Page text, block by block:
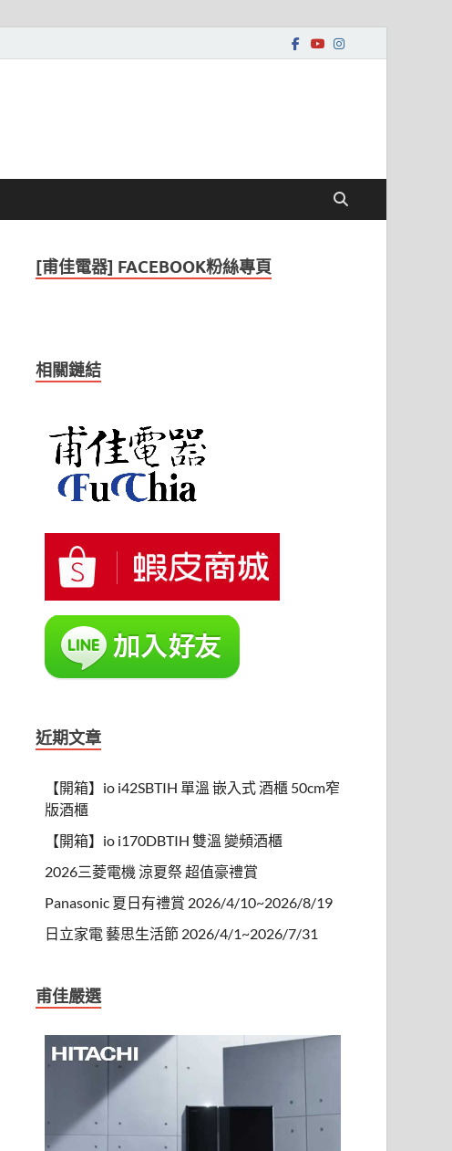
[甫佳電器] FACEBOOK粉絲專頁
相關鏈結
近期文章
【開箱】io i42SBTIH 單溫 嵌入式 酒櫃 50cm窄
版酒櫃
【開箱】io i170DBTIH 雙溫 變頻酒櫃
2026三菱電機 涼夏祭 超值豪禮賞
Panasonic 夏日有禮賞 2026/4/10~2026/8/19
日立家電 藝思生活節 2026/4/1~2026/7/31
甫佳嚴選